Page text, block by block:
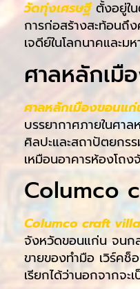
วัดทุ่งเศรษฐีตั้งอยู่ใน
การก่อสร้างสะท้อนถึ
เจดีย์ในโลกนาคและ
ศาลหลักเมื
ศาลหลักเมืองขอนแ
บรรยากาศภายในศา
ศิลปะและสถาปัตยกร
เหมือนอาคารห้องโถ
Columco
Columco craft
จังหวัดขอนแก่น จนก
ขายของทำมือ เวิร์ค
เรียกได้ว่านอกจาก